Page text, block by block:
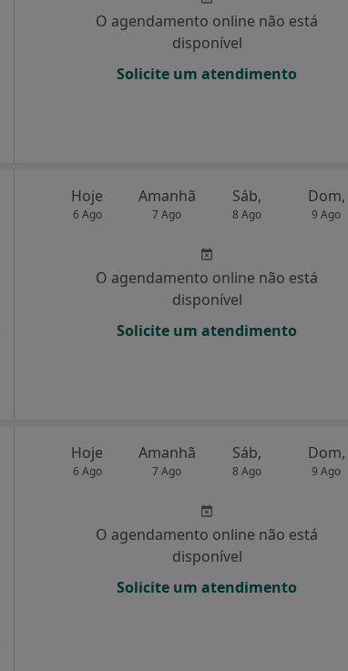
O agendamento online não está
disponível
Solicite um atendimento
Hoje
6 Ago
Amanhã
7 Ago
Sáb,
8 Ago
Dom,
9 Ago
O agendamento online não está
disponível
Solicite um atendimento
Hoje
6 Ago
Amanhã
7 Ago
Sáb,
8 Ago
Dom,
9 Ago
O agendamento online não está
disponível
Solicite um atendimento